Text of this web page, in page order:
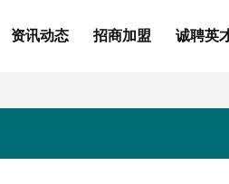
资讯动态 招商加盟 诚聘英